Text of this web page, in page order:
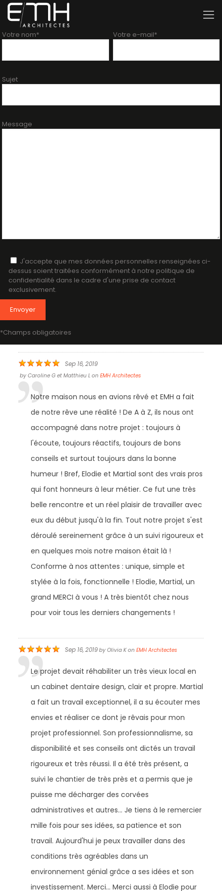
Votre nom* Votre e-mail*
Sujet
Message
J'accepte que mes données personnelles renseignées ci-
dessus soient traitées conformément à notre politique de
confidentialité dans le cadre d'une prise de contact
exclusivement.
*Champs obligatoires
Sep 16, 2019
by Caroline G et Matthieu Lon EMH Architectes
Notre maison nous en avions rêvé et EMH a fait
de notre rêve une réalité ! De A à Z, ils nous ont
accompagné dans notre projet : toujours à
l'écoute, toujours réactifs, toujours de bons
conseils et surtout toujours dans la bonne
humeur ! Bref, Elodie et Martial sont des vrais pros
qui font honneurs à leur métier. Ce fut une très
belle rencontre et un réel plaisir de travailler avec
eux du début jusqu'à la fin. Tout notre projet s'est
déroulé sereinement grâce à un suivi rigoureux et
en quelques mois notre maison était là !
Conforme à nos attentes : unique, simple et
stylée à la fois, fonctionnelle ! Elodie, Martial, un
grand MERCI à vous ! A très bientôt chez nous
pour voir tous les derniers changements !
Sep 16, 2019by Olivia Kon EMH Architectes
Le projet devait réhabiliter un très vieux local en
un cabinet dentaire design, clair et propre. Martial
a fait un travail exceptionnel, il a su écouter mes
envies et réaliser ce dont je rêvais pour mon
projet professionnel. Son professionnalisme, sa
disponibilité et ses conseils ont dictés un travail
rigoureux et très réussi. Il a été très présent, a
suivi le chantier de très près et a permis que je
puisse me décharger des corvées
administratives et autres... Je tiens à le remercier
mille fois pour ses idées, sa patience et son
travail. Aujourd'hui je peux travailler dans des
conditions très agréables dans un
environnement génial grâce a ses idées et son
investissement. Merci... Merci aussi à Elodie pour